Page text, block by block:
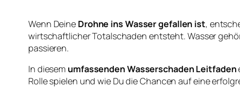
Wenn Deine Drohne ins Wasser gefallen ist,
wirtschaftlicher Totalschaden entsteht. Wasser
passieren.
In diesem umfassenden Wasserschaden Leitfaden
Rolle spielen und wie Du die Chancen auf eine